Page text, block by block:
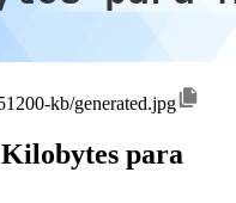
kb/generated.jpg
para